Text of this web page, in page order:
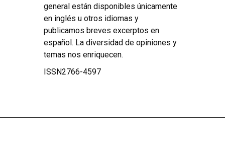
general están disponibles únicamente
en inglés u otros idiomas y
publicamos breves excerptos en
español. La diversidad de opiniones y
temas nos enriquecen.
ISSN2766-4597